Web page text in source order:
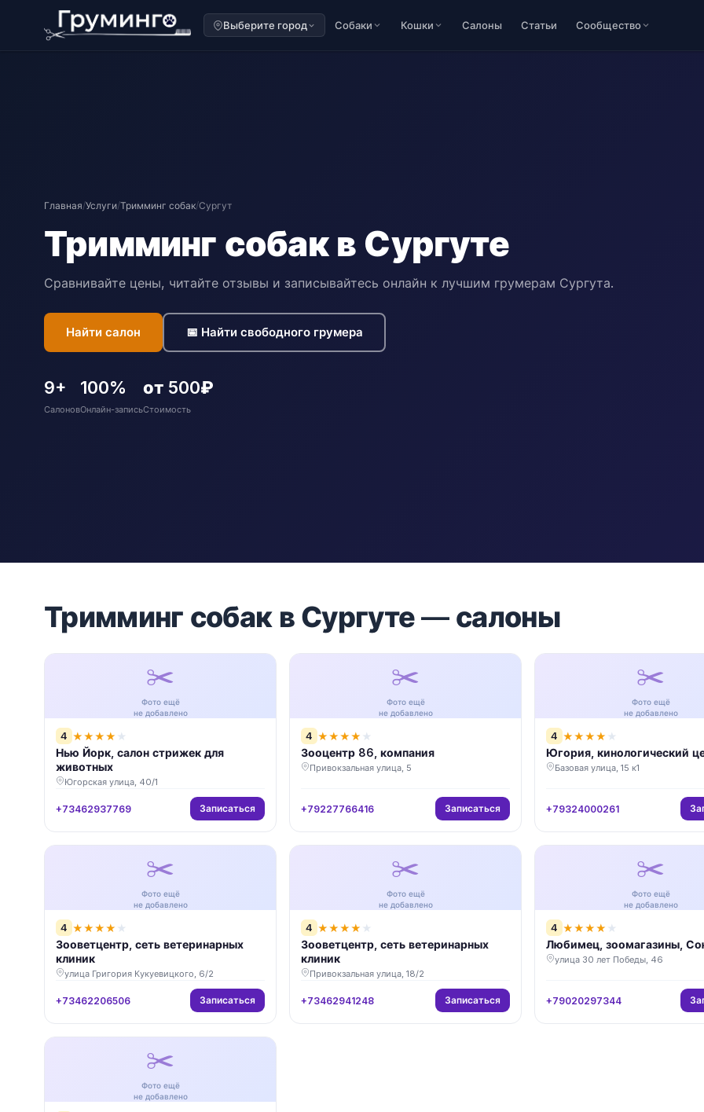
Выберите город Собаки Кошки Салоны Статьи Сообщество
Главная/Услуги/Тримминг собак/Сургут
Тримминг собак в Сургуте
Сравнивайте цены, читайте отзывы и записывайтесь онлайн к лучшим грумерам Сургута.
Найти салон 📅 Найти свободного грумера
9+
Салонов
100%
Онлайн-запись
от 500₽
Стоимость
Тримминг собак в Сургуте — салоны
✂️
Фото ещё
не добавлено
4 ★★★★ ★
Нью Йорк, салон стрижек для
животных
Югорская улица, 40/1
+73462937769 Записаться
✂️
Фото ещё
не добавлено
4 ★★★★ ★
Зооцентр 86, компания
Привокзальная улица, 5
+79227766416 Записаться
✂️
Фото ещё
не добавлено
4 ★★★★ ★
Югория, кинологический
Базовая улица, 15 к1
+79324000261
✂️
Фото ещё
не добавлено
4 ★★★★ ★
Зооветцентр, сеть ветеринарных
клиник
улица Григория Кукуевицкого, 6/2
+73462206506 Записаться
✂️
Фото ещё
не добавлено
4 ★★★★ ★
Зооветцентр, сеть ветеринарных
клиник
Привокзальная улица, 18/2
+73462941248 Записаться
✂️
Фото ещё
не добавлено
4 ★★★★ ★
Любимец, зоомагазины,
улица 30 лет Победы, 46
+79020297344
✂️
Фото ещё
не добавлено